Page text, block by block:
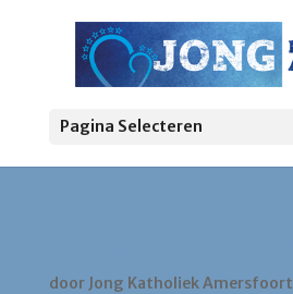
Pagina Selecteren
door Jong Katholiek Amersfoort